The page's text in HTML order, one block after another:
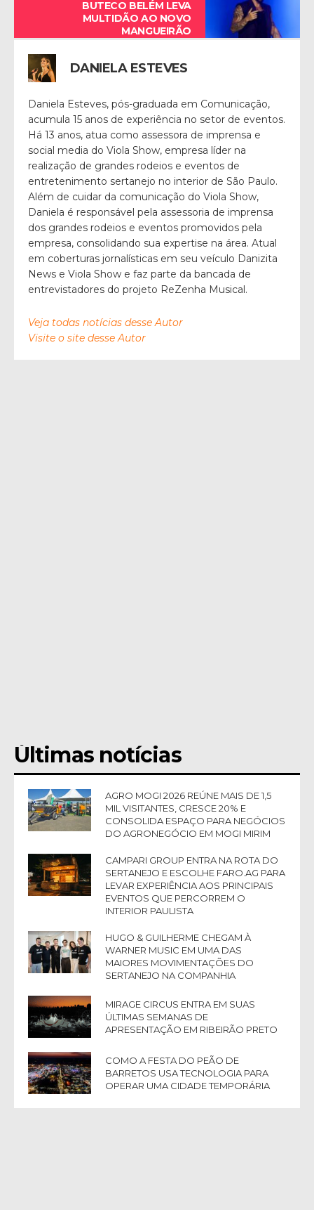
BUTECO BELÉM LEVA
MULTIDÃO AO NOVO
MANGUEIRÃO
DANIELA ESTEVES
Daniela Esteves, pós-graduada em Comunicação,
acumula 15 anos de experiência no setor de eventos.
Há 13 anos, atua como assessora de imprensa e
social media do Viola Show, empresa líder na
realização de grandes rodeios e eventos de
entretenimento sertanejo no interior de São Paulo.
Além de cuidar da comunicação do Viola Show,
Daniela é responsável pela assessoria de imprensa
dos grandes rodeios e eventos promovidos pela
empresa, consolidando sua expertise na área. Atual
em coberturas jornalísticas em seu veículo Danizita
News e Viola Show e faz parte da bancada de
entrevistadores do projeto ReZenha Musical.
Veja todas notícias desse Autor
Visite o site desse Autor
Últimas notícias
AGRO MOGI 2026 REÚNE MAIS DE 1,5
MIL VISITANTES, CRESCE 20% E
CONSOLIDA ESPAÇO PARA NEGÓCIOS
DO AGRONEGÓCIO EM MOGI MIRIM
CAMPARI GROUP ENTRA NA ROTA DO
SERTANEJO E ESCOLHE FARO.AG PARA
LEVAR EXPERIÊNCIA AOS PRINCIPAIS
EVENTOS QUE PERCORREM O
INTERIOR PAULISTA
HUGO & GUILHERME CHEGAM À
WARNER MUSIC EM UMA DAS
MAIORES MOVIMENTAÇÕES DO
SERTANEJO NA COMPANHIA
MIRAGE CIRCUS ENTRA EM SUAS
ÚLTIMAS SEMANAS DE
APRESENTAÇÃO EM RIBEIRÃO PRETO
COMO A FESTA DO PEÃO DE
BARRETOS USA TECNOLOGIA PARA
OPERAR UMA CIDADE TEMPORÁRIA